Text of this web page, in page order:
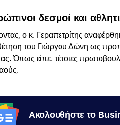
δεσμοί και
ο κ. Γεραπετρίτης
του Γιώργου Δώνη ως
Όπως είπε, τέτοιες
Ακολουθήστε το